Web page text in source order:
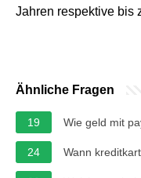
Jahren respektive bis
Ähnliche Fragen
19 Wie geld mit
24 Wann